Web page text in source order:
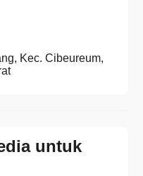
Kec. Cibeureum,
untuk